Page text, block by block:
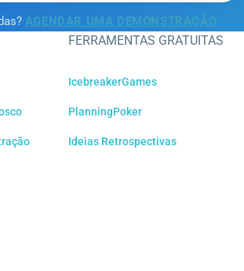
AGENDAR UMA DEMONSTRAÇÃO
FERRAMENTAS GRATUITAS
IcebreakerGames
PlanningPoker
Ideias Retrospectivas